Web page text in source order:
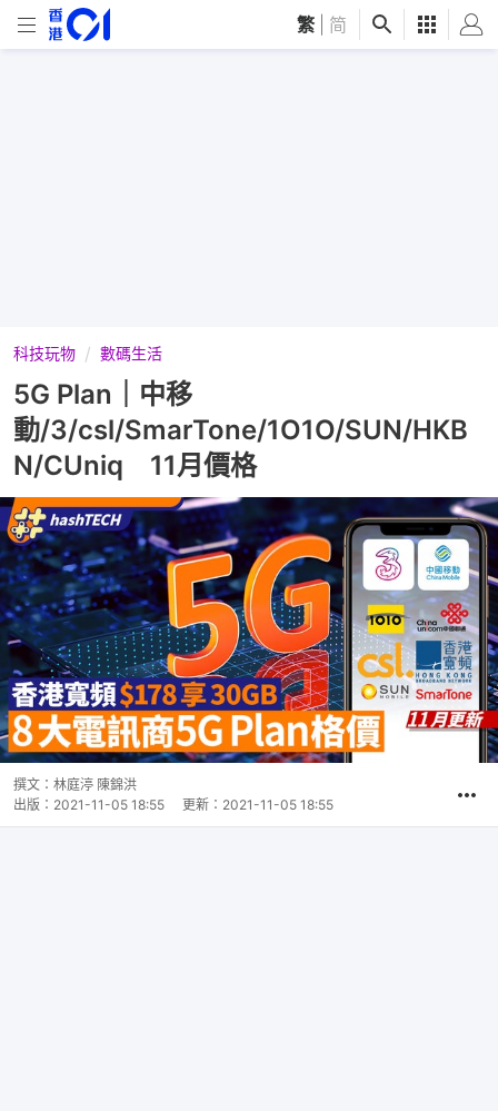
繁 简
科技玩物 數碼生活
5G Plan｜中移
動/3/csl/SmarTone/1O1O/SUN/HKB
N/CUniq 11月價格
撰文： 林庭渟 陳錦洪
出版： 2021-11-05 18:55 更新： 2021-11-05 18:55